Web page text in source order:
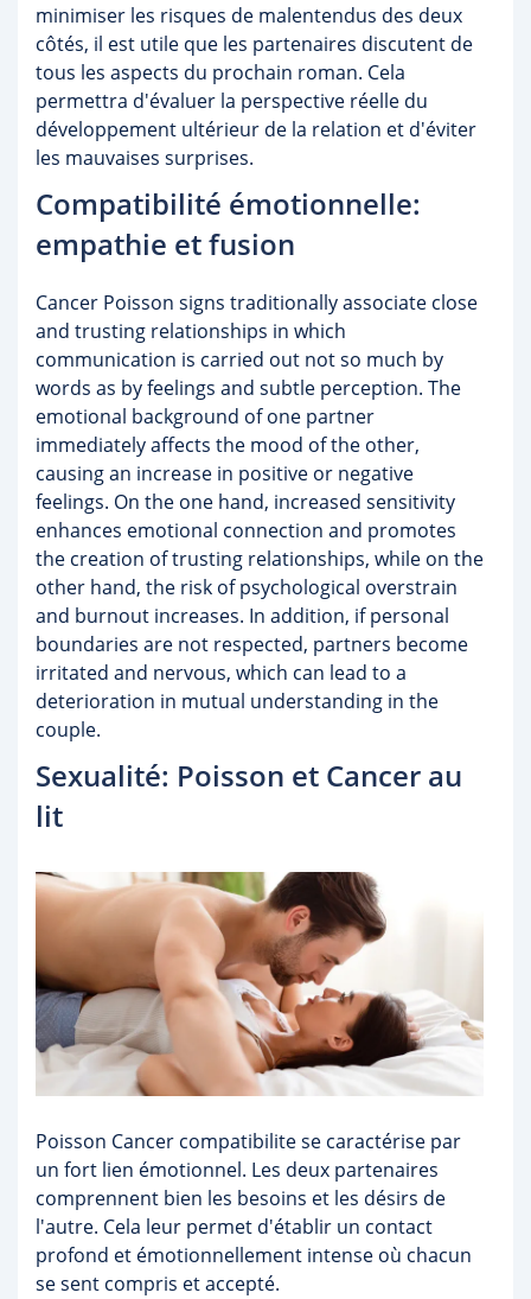
minimiser les risques de malentendus des deux
côtés, il est utile que les partenaires discutent de
tous les aspects du prochain roman. Cela
permettra d'évaluer la perspective réelle du
développement ultérieur de la relation et d'éviter
les mauvaises surprises.
Compatibilité émotionnelle:
empathie et fusion
Cancer Poisson signs traditionally associate close
and trusting relationships in which
communication is carried out not so much by
words as by feelings and subtle perception. The
emotional background of one partner
immediately affects the mood of the other,
causing an increase in positive or negative
feelings. On the one hand, increased sensitivity
enhances emotional connection and promotes
the creation of trusting relationships, while on the
other hand, the risk of psychological overstrain
and burnout increases. In addition, if personal
boundaries are not respected, partners become
irritated and nervous, which can lead to a
deterioration in mutual understanding in the
couple.
Sexualité: Poisson et Cancer au
lit
Poisson Cancer compatibilite se caractérise par
un fort lien émotionnel. Les deux partenaires
comprennent bien les besoins et les désirs de
l'autre. Cela leur permet d'établir un contact
profond et émotionnellement intense où chacun
se sent compris et accepté.